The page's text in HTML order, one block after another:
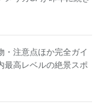
・注意点ほか完全ガイ
最高レベルの絶景スポ